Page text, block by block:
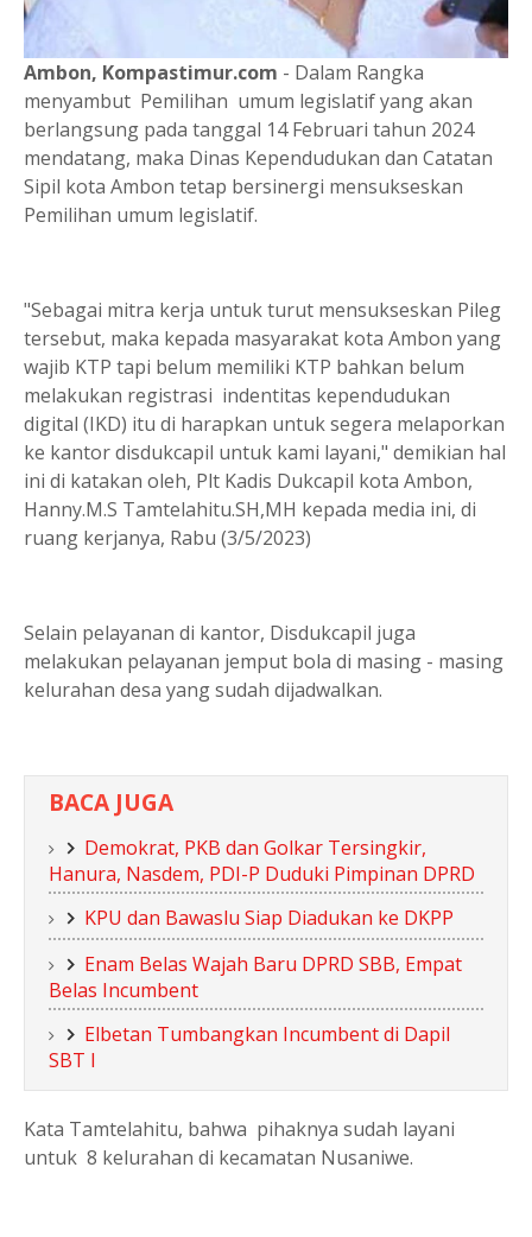
Ambon, Kompastimur.com - Dalam Rangka
menyambut Pemilihan umum legislatif yang akan
berlangsung pada tanggal 14 Februari tahun 2024
mendatang, maka Dinas Kependudukan dan Catatan
Sipil kota Ambon tetap bersinergi mensukseskan
Pemilihan umum legislatif.
"Sebagai mitra kerja untuk turut mensukseskan Pileg
tersebut, maka kepada masyarakat kota Ambon yang
wajib KTP tapi belum memiliki KTP bahkan belum
melakukan registrasi indentitas kependudukan
digital (IKD) itu di harapkan untuk segera melaporkan
ke kantor disdukcapil untuk kami layani," demikian hal
ini di katakan oleh, Plt Kadis Dukcapil kota Ambon,
Hanny.M.S Tamtelahitu.SH,MH kepada media ini, di
ruang kerjanya, Rabu (3/5/2023)
Selain pelayanan di kantor, Disdukcapil juga
melakukan pelayanan jemput bola di masing - masing
kelurahan desa yang sudah dijadwalkan.
BACA JUGA
Demokrat, PKB dan Golkar Tersingkir,
Hanura, Nasdem, PDI-P Duduki Pimpinan DPRD
KPU dan Bawaslu Siap Diadukan ke DKPP
Enam Belas Wajah Baru DPRD SBB, Empat
Belas Incumbent
Elbetan Tumbangkan Incumbent di Dapil
SBT I
Kata Tamtelahitu, bahwa pihaknya sudah layani
untuk 8 kelurahan di kecamatan Nusaniwe.